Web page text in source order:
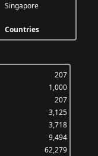
Singapore
Countries
207
1,000
207
3,125
3,718
9,494
62,279